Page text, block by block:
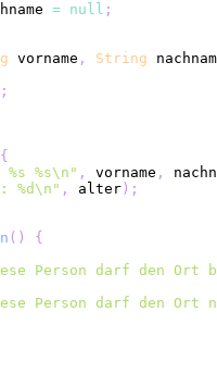
= null ;
vorname , String
;
{
%s %s\n" , vorname ,
%d\n" , alter ) ;
( )
{
Person darf den
Person darf den